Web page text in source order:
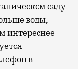
саду
воды,
интереснее
в